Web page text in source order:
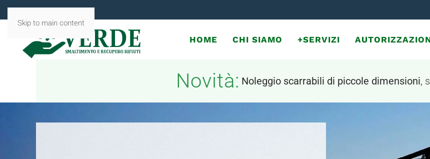
Skip to main content
HOME CHI SIAMO +SERVIZI
Novità: Noleggio scarrabili di piccole dimensioni,